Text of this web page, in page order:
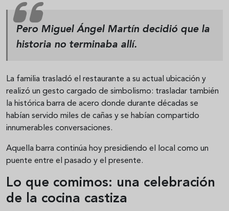
Pero Miguel Ángel Martín decidió que la
historia no terminaba allí.
La familia trasladó el restaurante a su actual ubicación y
realizó un gesto cargado de simbolismo: trasladar también
la histórica barra de acero donde durante décadas se
habían servido miles de cañas y se habían compartido
innumerables conversaciones.
Aquella barra continúa hoy presidiendo el local como un
puente entre el pasado y el presente.
Lo que comimos: una celebración
de la cocina castiza